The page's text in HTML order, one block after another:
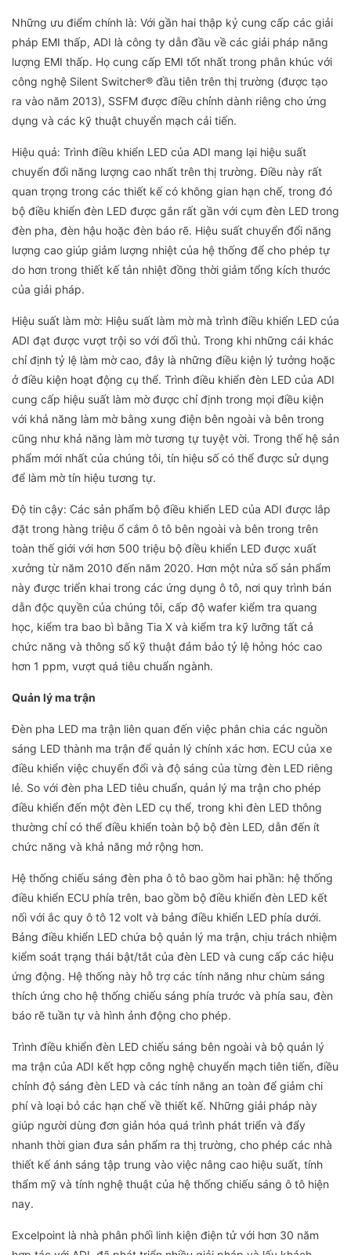
Những ưu điểm chính là: Với gần hai thập kỷ cung cấp các giải
pháp EMI thấp, ADI là công ty dẫn đầu về các giải pháp năng
lượng EMI thấp. Họ cung cấp EMI tốt nhất trong phân khúc với
công nghệ Silent Switcher® đầu tiên trên thị trường (được tạo
ra vào năm 2013), SSFM được điều chỉnh dành riêng cho ứng
dụng và các kỹ thuật chuyển mạch cải tiến.
Hiệu quả: Trình điều khiển LED của ADI mang lại hiệu suất
chuyển đổi năng lượng cao nhất trên thị trường. Điều này rất
quan trọng trong các thiết kế có không gian hạn chế, trong đó
bộ điều khiển đèn LED được gắn rất gần với cụm đèn LED trong
đèn pha, đèn hậu hoặc đèn báo rẽ. Hiệu suất chuyển đổi năng
lượng cao giúp giảm lượng nhiệt của hệ thống để cho phép tự
do hơn trong thiết kế tản nhiệt đồng thời giảm tổng kích thước
của giải pháp.
Hiệu suất làm mờ: Hiệu suất làm mờ mà trình điều khiển LED của
ADI đạt được vượt trội so với đối thủ. Trong khi những cái khác
chỉ định tỷ lệ làm mờ cao, đây là những điều kiện lý tưởng hoặc
ở điều kiện hoạt động cụ thể. Trình điều khiển đèn LED của ADI
cung cấp hiệu suất làm mờ được chỉ định trong mọi điều kiện
với khả năng làm mờ bằng xung điện bên ngoài và bên trong
cũng như khả năng làm mờ tương tự tuyệt vời. Trong thế hệ sản
phẩm mới nhất của chúng tôi, tín hiệu số có thể được sử dụng
để làm mờ tín hiệu tương tự.
Độ tin cậy: Các sản phẩm bộ điều khiển LED của ADI được lắp
đặt trong hàng triệu ổ cắm ô tô bên ngoài và bên trong trên
toàn thế giới với hơn 500 triệu bộ điều khiển LED được xuất
xưởng từ năm 2010 đến năm 2020. Hơn một nửa số sản phẩm
này được triển khai trong các ứng dụng ô tô, nơi quy trình bán
dẫn độc quyền của chúng tôi, cấp độ wafer kiểm tra quang
học, kiểm tra bao bì bằng Tia X và kiểm tra kỹ lưỡng tất cả
chức năng và thông số kỹ thuật đảm bảo tỷ lệ hỏng hóc cao
hơn 1 ppm, vượt quá tiêu chuẩn ngành.
Quản lý ma trận
Đèn pha LED ma trận liên quan đến việc phân chia các nguồn
sáng LED thành ma trận để quản lý chính xác hơn. ECU của xe
điều khiển việc chuyển đổi và độ sáng của từng đèn LED riêng
lẻ. So với đèn pha LED tiêu chuẩn, quản lý ma trận cho phép
điều khiển đến một đèn LED cụ thể, trong khi đèn LED thông
thường chỉ có thể điều khiển toàn bộ bộ đèn LED, dẫn đến ít
chức năng và khả năng mở rộng hơn.
Hệ thống chiếu sáng đèn pha ô tô bao gồm hai phần: hệ thống
điều khiển ECU phía trên, bao gồm bộ điều khiển đèn LED kết
nối với ắc quy ô tô 12 volt và bảng điều khiển LED phía dưới.
Bảng điều khiển LED chứa bộ quản lý ma trận, chịu trách nhiệm
kiểm soát trạng thái bật/tắt của đèn LED và cung cấp các hiệu
ứng động. Hệ thống này hỗ trợ các tính năng như chùm sáng
thích ứng cho hệ thống chiếu sáng phía trước và phía sau, đèn
báo rẽ tuần tự và hình ảnh động cho phép.
Trình điều khiển đèn LED chiếu sáng bên ngoài và bộ quản lý
ma trận của ADI kết hợp công nghệ chuyển mạch tiên tiến, điều
chỉnh độ sáng đèn LED và các tính năng an toàn để giảm chi
phí và loại bỏ các hạn chế về thiết kế. Những giải pháp này
giúp người dùng đơn giản hóa quá trình phát triển và đẩy
nhanh thời gian đưa sản phẩm ra thị trường, cho phép các nhà
thiết kế ánh sáng tập trung vào việc nâng cao hiệu suất, tính
thẩm mỹ và tính nghệ thuật của hệ thống chiếu sáng ô tô hiện
nay.
Excelpoint là nhà phân phối linh kiện điện tử với hơn 30 năm